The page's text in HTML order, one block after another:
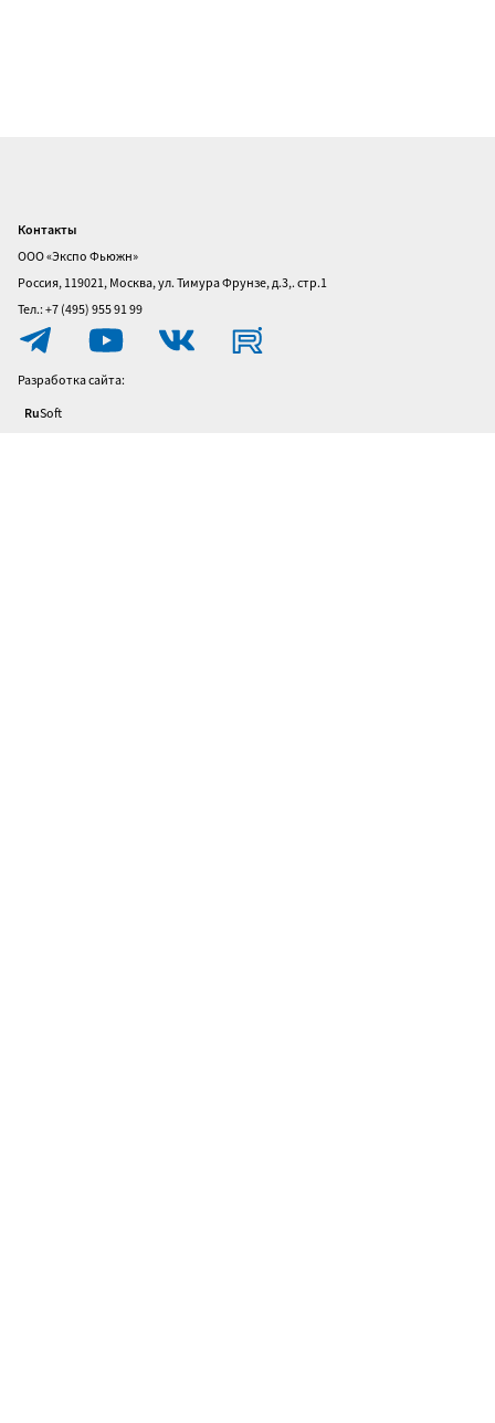
Главная
О
выставке
Посетителям
Участникам
Контакты
ООО «Экспо Фьюжн»
Россия, 119021, Москва, ул. Тимура Фрунзе, д.3,. стр.1
Тел.: +7 (495) 955 91 99
Разработка сайта:
RuSoft